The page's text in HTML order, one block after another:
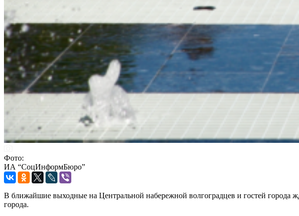
Фото:
ИА “СоцИнформБюро”
В ближайшие выходные на Центральной набережной волгоградцев и гостей
города.